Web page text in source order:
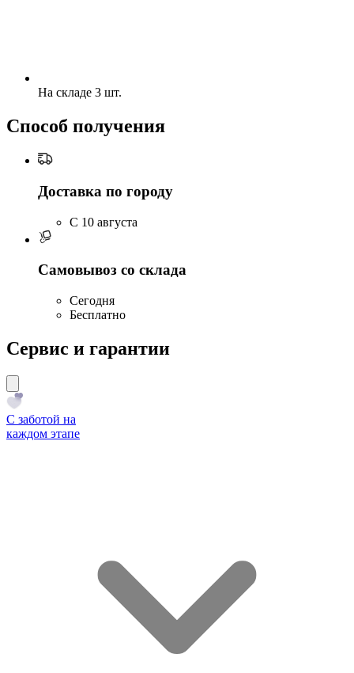
На складе 3 шт.
Способ получения
Доставка по городу
C 10 августа
Самовывоз со склада
Сегодня
Бесплатно
Сервис и гарантии
С заботой на
каждом этапе